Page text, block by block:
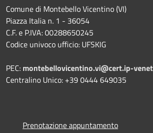
Comune di Montebello Vicentino (VI)
Piazza Italia n. 1 - 36054
C.F. e P.IVA: 00288650245
Codice univoco ufficio: UFSKIG
PEC: montebellovicentino.vi@cert.ip-
Centralino Unico: +39 0444 649035
Prenotazione appuntamento